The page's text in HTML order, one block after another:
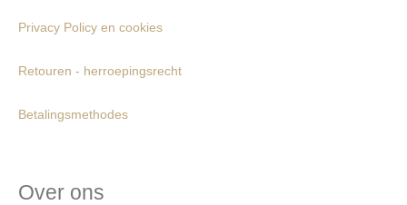
Privacy Policy en cookies
Retouren - herroepingsrecht
Betalingsmethodes
Over ons